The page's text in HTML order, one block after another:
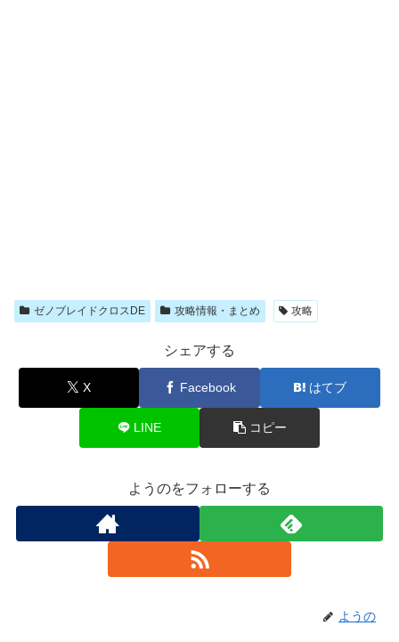
ゼノブレイドクロスDE 攻略情報・まとめ 攻略
シェアする
X Facebook はてブ
LINE コピー
ようのをフォローする
ようの